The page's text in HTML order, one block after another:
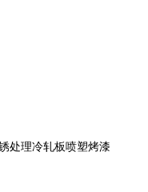
处理冷轧板喷塑烤漆